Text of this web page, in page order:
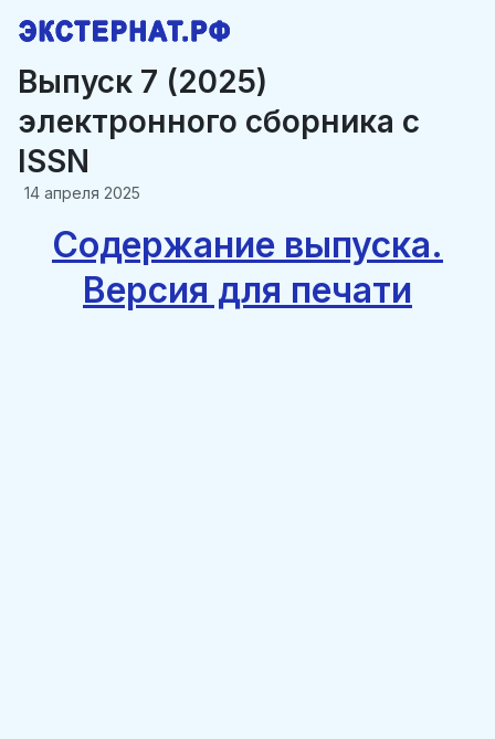
Выпуск 7 (2025)
электронного сборника c
ISSN
14 апреля 2025
Содержание выпуска.
Версия для печати